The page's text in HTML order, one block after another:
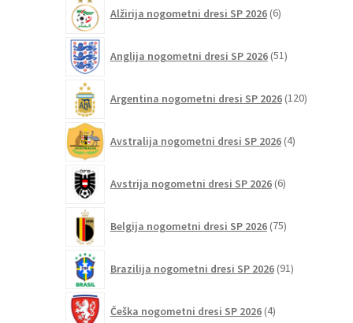
Alžirija nogometni dresi SP 2026 6izdelkov
Anglija nogometni dresi SP 2026 51izdelkov
Argentina nogometni dresi SP 2026 120izdelkov
Avstralija nogometni dresi SP 2026 4izdelki
Avstrija nogometni dresi SP 2026 6izdelkov
Belgija nogometni dresi SP 2026 75izdelkov
Brazilija nogometni dresi SP 2026 91izdelkov
Češka nogometni dresi SP 2026 4izdelki